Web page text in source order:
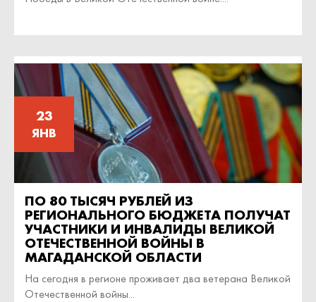
23
ЯНВ
ПО 80 ТЫСЯЧ РУБЛЕЙ ИЗ
РЕГИОНАЛЬНОГО БЮДЖЕТА ПОЛУЧАТ
УЧАСТНИКИ И ИНВАЛИДЫ ВЕЛИКОЙ
ОТЕЧЕСТВЕННОЙ ВОЙНЫ В
МАГАДАНСКОЙ ОБЛАСТИ
На сегодня в регионе проживает два ветерана Великой
Отечественной войны...